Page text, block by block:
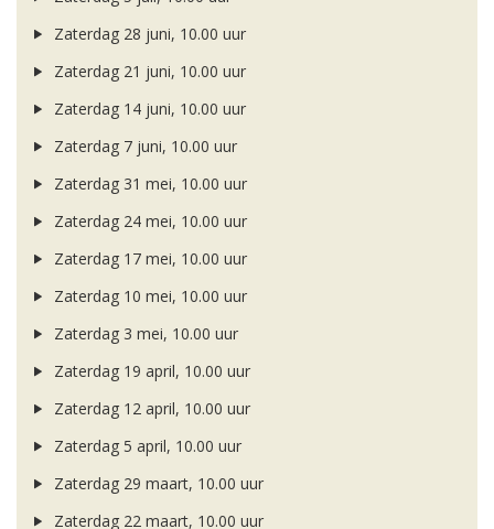
Zaterdag 28 juni, 10.00 uur
Zaterdag 21 juni, 10.00 uur
Zaterdag 14 juni, 10.00 uur
Zaterdag 7 juni, 10.00 uur
Zaterdag 31 mei, 10.00 uur
Zaterdag 24 mei, 10.00 uur
Zaterdag 17 mei, 10.00 uur
Zaterdag 10 mei, 10.00 uur
Zaterdag 3 mei, 10.00 uur
Zaterdag 19 april, 10.00 uur
Zaterdag 12 april, 10.00 uur
Zaterdag 5 april, 10.00 uur
Zaterdag 29 maart, 10.00 uur
Zaterdag 22 maart, 10.00 uur